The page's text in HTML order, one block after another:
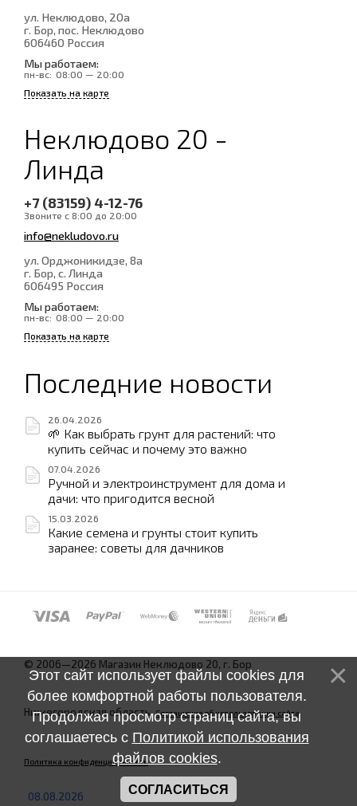
ул. Неклюдово, 20а
г. Бор, пос. Неклюдово
606460 Россия
Мы работаем:
пн-вс: 08:00 — 20:00
Показать на карте
Неклюдово 20 -
Линда
+7 (83159) 4-12-76
Звоните с 8:00 до 20:00
info@nekludovo.ru
ул. Орджоникидзе, 8а
г. Бор, с. Линда
606495 Россия
Мы работаем:
пн-вс: 08:00 — 20:00
Показать на карте
Последние новости
26.04.2026
🌱 Как выбрать грунт для растений: что
купить сейчас и почему это важно
07.04.2026
Ручной и электроинструмент для дома и
дачи: что пригодится весной
15.03.2026
Какие семена и грунты стоит купить
заранее: советы для дачников
© 2006—2026 Магазин Неклюдово 20, г. Бор
Нижегородская область.Соглашение об использовании сайта
Политика конфиденциальности
08.08.2026
Этот сайт использует файлы cookies для
более комфортной работы пользователя.
Продолжая просмотр страниц сайта, вы
соглашаетесь с Политикой использования
файлов cookies.
СОГЛАСИТЬСЯ